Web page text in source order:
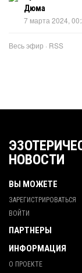
Дюма
7 марта 2024,
Весь эфир · RSS
НОВОСТИ
ВЫ МОЖЕТЕ
ЗАРЕГИСТРИРОВАТЬСЯ
ВОЙТИ
ПАРТНЕРЫ
ИНФОРМАЦИЯ
О ПРОЕКТЕ